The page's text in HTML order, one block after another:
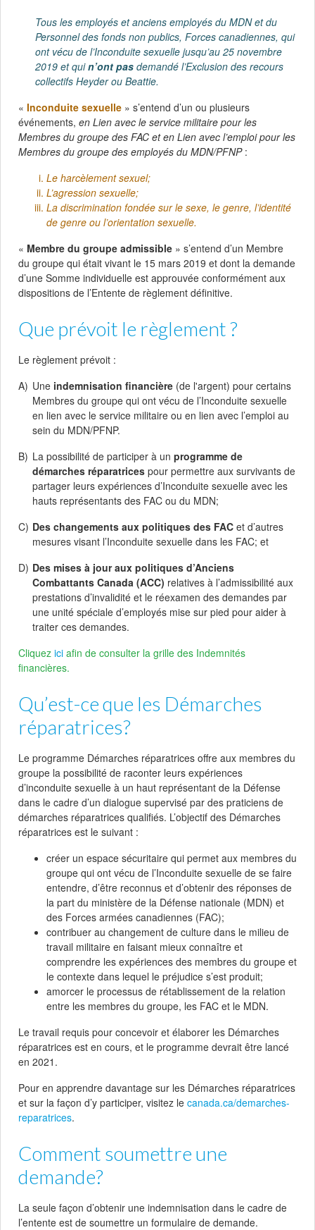
Tous les employés et anciens employés du MDN et du
Personnel des fonds non publics, Forces canadiennes, qui
ont vécu de l’Inconduite sexuelle jusqu’au 25 novembre
2019 et quin’ont pas demandé l’Exclusion des recours
collectifs Heyder ou Beattie.
« Inconduite sexuelle » s’entend d’un ou plusieurs
événements, en Lien avec le service militaire pour les
Membres du groupe des FAC et en Lien avec l’emploi pour les
Membres du groupe des employés du MDN/PFNP:
Le harcèlement sexuel;
L’agression sexuelle;
La discrimination fondée sur le sexe, le genre, l’identité
de genre ou l’orientation sexuelle.
« Membre du groupe admissible » s’entend d’un Membre
du groupe qui était vivant le 15 mars 2019 et dont la demande
d’une Somme individuelle est approuvée conformément aux
dispositions de l’Entente de règlement définitive.
Que prévoit le règlement ?
Le règlement prévoit :
Une indemnisation financière (de l'argent) pour certains
Membres du groupe qui ont vécu de l’Inconduite sexuelle
en lien avec le service militaire ou en lien avec l’emploi au
sein du MDN/PFNP.
La possibilité de participer à un programme de
démarches réparatrices pour permettre aux survivants de
partager leurs expériences d’Inconduite sexuelle avec les
hauts représentants des FAC ou du MDN;
Des changements aux politiques des FAC et d’autres
mesures visant l’Inconduite sexuelle dans les FAC; et
Des mises à jour aux politiques d’Anciens
Combattants Canada (ACC) relatives à l’admissibilité aux
prestations d’invalidité et le réexamen des demandes par
une unité spéciale d’employés mise sur pied pour aider à
traiter ces demandes.
Cliquez ici afin de consulter la grille des Indemnités
financières.
Qu’est-ce que les Démarches
réparatrices?
Le programme Démarches réparatrices offre aux membres du
groupe la possibilité de raconter leurs expériences
d’inconduite sexuelle à un haut représentant de la Défense
dans le cadre d’un dialogue supervisé par des praticiens de
démarches réparatrices qualifiés. L’objectif des Démarches
réparatrices est le suivant :
créer un espace sécuritaire qui permet aux membres du
groupe qui ont vécu de l’Inconduite sexuelle de se faire
entendre, d’être reconnus et d’obtenir des réponses de
la part du ministère de la Défense nationale (MDN) et
des Forces armées canadiennes (FAC);
contribuer au changement de culture dans le milieu de
travail militaire en faisant mieux connaître et
comprendre les expériences des membres du groupe et
le contexte dans lequel le préjudice s’est produit;
amorcer le processus de rétablissement de la relation
entre les membres du groupe, les FAC et le MDN.
Le travail requis pour concevoir et élaborer les Démarches
réparatrices est en cours, et le programme devrait être lancé
en 2021.
Pour en apprendre davantage sur les Démarches réparatrices
et sur la façon d’y participer, visitez le canada.ca/demarches-
reparatrices.
Comment soumettre une
demande?
La seule façon d’obtenir une indemnisation dans le cadre de
l’entente est de soumettre un formulaire de demande.